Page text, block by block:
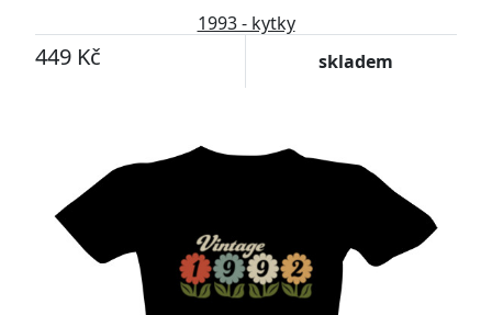
1993 - kytky
449 Kč skladem